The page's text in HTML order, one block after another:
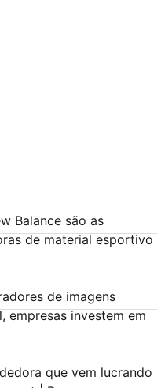
Balance são as
de material esportivo
de imagens
empresas investem em
que vem lucrando